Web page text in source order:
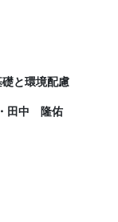
と環境配慮
田中 隆佑